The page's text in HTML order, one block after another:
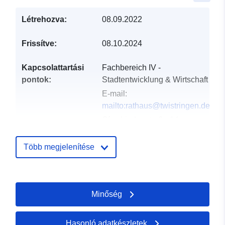
Létrehozva: 08.09.2022
Frissítve: 08.10.2024
Kapcsolattartási
pontok:
Fachbereich IV -
Stadtentwicklung & Wirtschaft
E-mail:
mailto:rathaus@twistringen.de
Deutschland
URL:
wirtschaft/stadtentwicklung-
bauen/bauleitpl...
Hozzáadva a data.europa.eu-hoz:
Több megjelenítése
Minőség